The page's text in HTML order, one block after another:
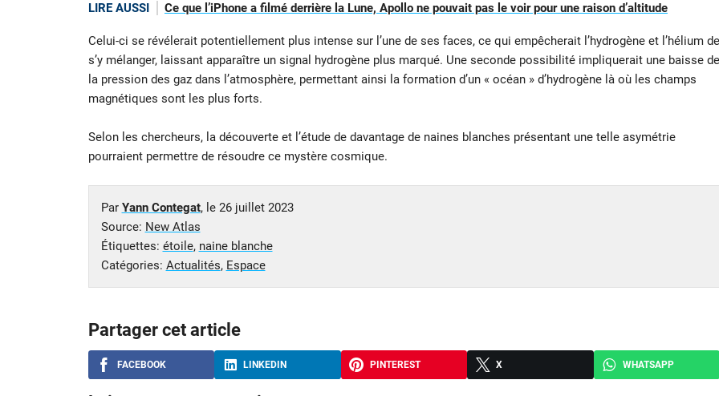
LIRE AUSSI Ce que l’iPhone a filmé derrière la Lune, Apollo ne pouvait pas le voir pour une raison d’altitude
Celui-ci se révélerait potentiellement plus intense sur l’une de ses faces, ce qui empêcherait l’hydrogène et l’hélium de
s’y mélanger, laissant apparaître un signal hydrogène plus marqué. Une seconde possibilité impliquerait une baisse de
la pression des gaz dans l’atmosphère, permettant ainsi la formation d’un « océan » d’hydrogène là où les champs
magnétiques sont les plus forts.
Selon les chercheurs, la découverte et l’étude de davantage de naines blanches présentant une telle asymétrie
pourraient permettre de résoudre ce mystère cosmique.
Par Yann Contegat, le 26 juillet 2023
Source: New Atlas
Étiquettes: étoile, naine blanche
Catégories: Actualités, Espace
Partager cet article
FACEBOOK LINKEDIN PINTEREST X WHATSAPP